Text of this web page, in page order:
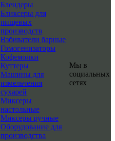
Блендеры
Бликсеры для
пищевых
производств
Взбиватели барные
Гомогенизаторы
Кофемолки
Куттеры
Машины для
измельчения
сухарей
Миксеры
настольные
Миксеры ручные
Оборудование для
производства
Мы в
социальных
сетях